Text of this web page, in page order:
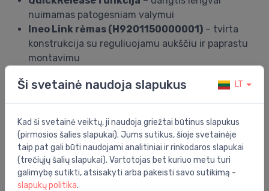
nuimamas patogesniam valymui
Ineo Link rėmas (H9201150000001) – tvirta
konstrukcija su reguliuojamu aukščiu ir paprastu
montavimu
funkcija vandens taupymui
Kompaktiškas ir modernus dizainas– tinka
įvairiems vonios kambario interjerams
Komplektas puikiai tinka tiek naujai statybai, tiek
renovacijai, užtikrindamas ilgaamžį ir estetišką
sprendimą.
Laufen– Šveicarijos sanitarinės keramikos
Ši svetainė naudoja slapukus LT
Kad ši svetainė veiktų, ji naudoja griežtai būtinus slapukus
(pirmosios šalies slapukai). Jums sutikus, šioje svetainėje
taip pat gali būti naudojami analitiniai ir rinkodaros slapukai
(trečiųjų šalių slapukai). Vartotojas bet kuriuo metu turi
galimybę sutikti, atsisakyti arba pakeisti savo sutikimą -
slapukų politika.